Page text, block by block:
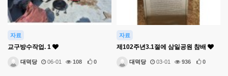
자료
교구방수작업. 1
대덕당 06-01 108 0
자료
제102주년3.1절에 삼일공원 참배
대덕당 03-01 936 0